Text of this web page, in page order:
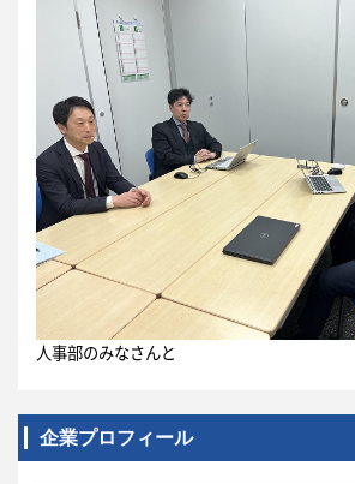
人事部のみなさんと
企業プロフィール